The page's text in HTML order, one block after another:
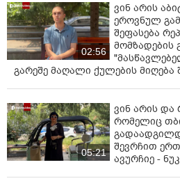
02:56
ვინ არის
ეროვნულ
შეფასება
მომზადების
გარეშე მაღალი ქულების
05:21
ვინ არის და
რომელიც
შევრჩით
ავურჩიე -